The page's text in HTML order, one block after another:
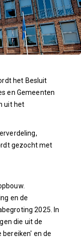
het Besluit
en Gemeenten
uit het
gezocht met
en de
2025. In
die uit de
bereiken' en de